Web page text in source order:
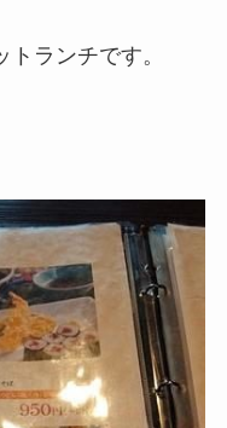
ランチです。